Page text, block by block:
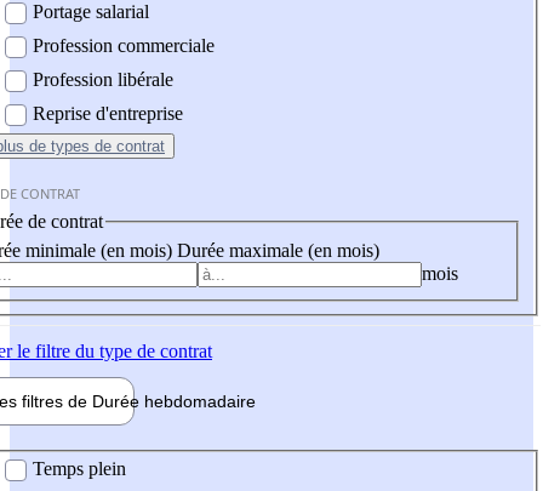
Portage salarial
Profession commerciale
Profession libérale
Reprise d'entreprise
de types de contrat
CONTRAT
de contrat
minimale (en mois) Durée maximale (en mois)
mois
le filtre du type de contrat
filtres de Durée hebdomadaire
Temps plein